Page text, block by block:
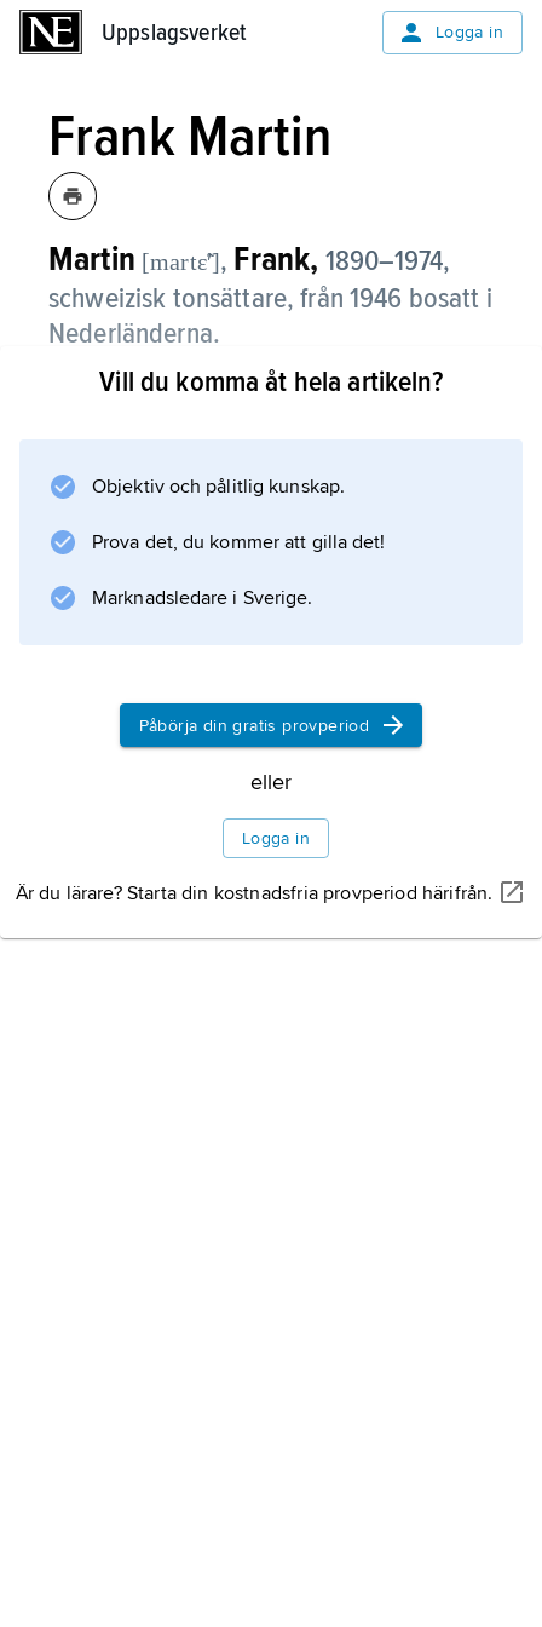
Uppslagsverket Logga in
Frank Martin
Martin [martɛ̃ʹ], Frank, 1890–1974,
schweizisk tonsättare, från 1946 bosatt i
Nederländerna.
Martin växte upp i Genève i en främst tysk
bl.a. tolvtonstekniken sökte han sig långsamt
manifesterades i oratoriet
Le Vin herbé
(1938–41; med text ur Joseph Bédiers
Information om artikeln
Vill du komma åt hela artikeln?
Objektiv och pålitlig kunskap.
Prova det, du kommer att gilla det!
Marknadsledare i Sverige.
Påbörja din gratis provperiod
eller
Logga in
Är du lärare? Starta din kostnadsfria provperiod härifrån.